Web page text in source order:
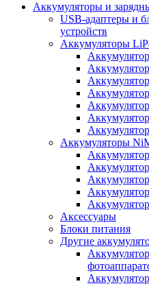
Аккумуляторы и
USB-адаптеры и
устройств
Аккумуляторы
Аккумуляторы
Аксессуары
Блоки питания
Другие